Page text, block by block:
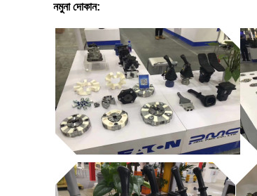
নমুনা দোকান: